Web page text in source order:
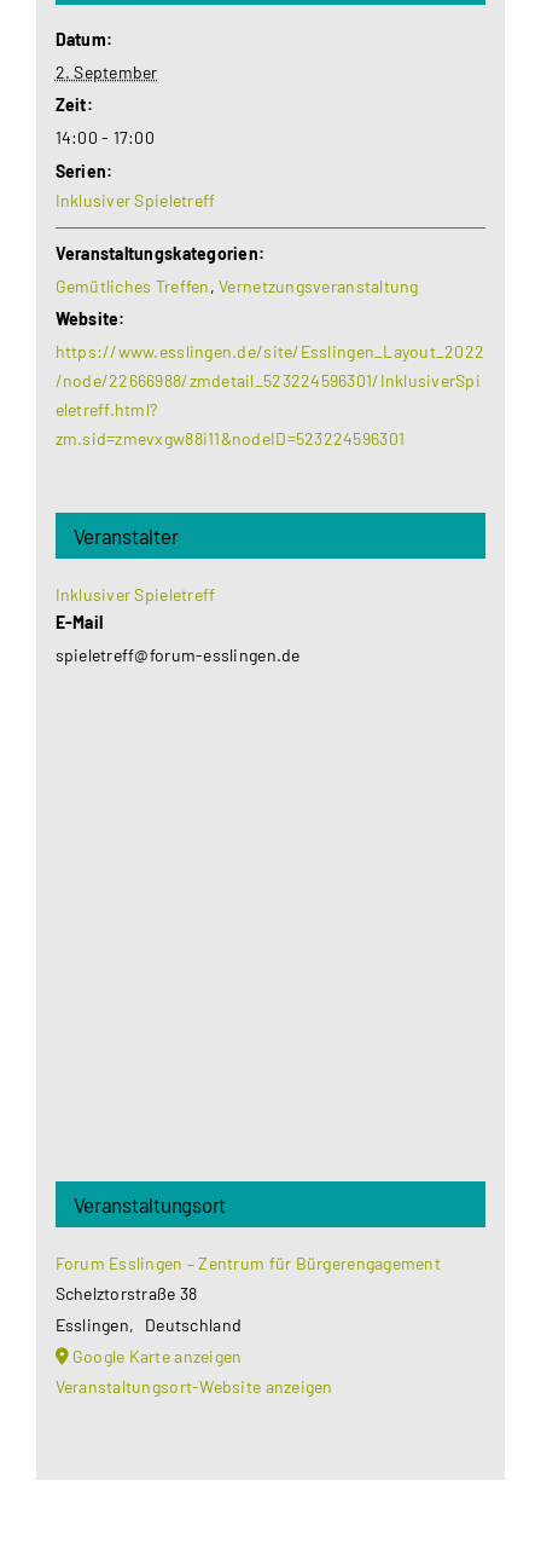
Datum:
2. September
Zeit:
14:00 - 17:00
Serien:
Inklusiver Spieletreff
Veranstaltungskategorien:
Gemütliches Treffen,Vernetzungsveranstaltung
Website:
https://www.esslingen.de/site/Esslingen_Layout_2022
/node/22666988/zmdetail_523224596301/InklusiverSpi
eletreff.html?
zm.sid=zmevxgw88i11&nodeID=523224596301
Veranstalter
Inklusiver Spieletreff
E-Mail
spieletreff@forum-esslingen.de
Veranstaltungsort
Forum Esslingen – Zentrum für Bürgerengagement
Schelztorstraße 38
Esslingen,
Deutschland
Google Karte anzeigen
Veranstaltungsort-Website anzeigen